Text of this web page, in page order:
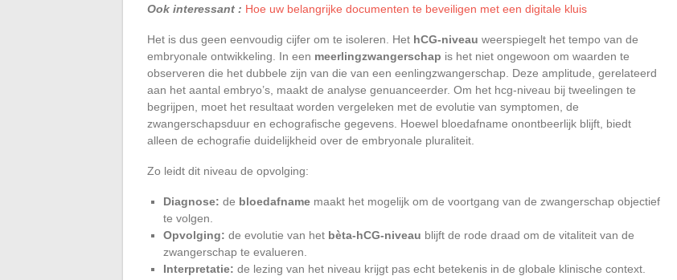
Ook interessant : Hoe uw belangrijke documenten te beveiligen met een digitale kluis
Het is dus geen eenvoudig cijfer om te isoleren. Het hCG-niveau weerspiegelt het tempo van de
embryonale ontwikkeling. In een meerlingzwangerschap is het niet ongewoon om waarden te
observeren die het dubbele zijn van die van een eenlingzwangerschap. Deze amplitude, gerelateerd
aan het aantal embryo’s, maakt de analyse genuanceerder. Om het hcg-niveau bij tweelingen te
begrijpen, moet het resultaat worden vergeleken met de evolutie van symptomen, de
zwangerschapsduur en echografische gegevens. Hoewel bloedafname onontbeerlijk blijft, biedt
alleen de echografie duidelijkheid over de embryonale pluraliteit.
Zo leidt dit niveau de opvolging:
Diagnose: de bloedafname maakt het mogelijk om de voortgang van de zwangerschap objectief
te volgen.
Opvolging: de evolutie van het bèta-hCG-niveau blijft de rode draad om de vitaliteit van de
zwangerschap te evalueren.
Interpretatie: de lezing van het niveau krijgt pas echt betekenis in de globale klinische context.